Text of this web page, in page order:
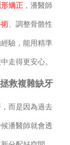
矯正 ，潘醫師
、調整骨骼性
驗，能用精準
走得更安心。
救複雜缺牙
而是因為過去
潘醫師就會透